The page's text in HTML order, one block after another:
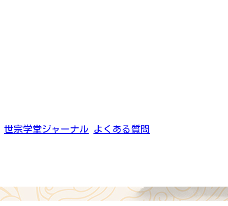
世宗学堂ジャーナル よくある質問